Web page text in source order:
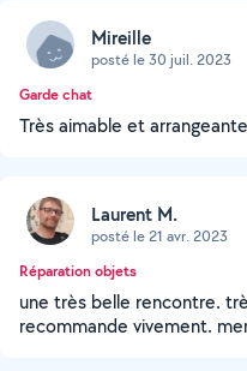
Mireille
posté le 30 juil. 2023
Garde chat
Très aimable et arrangeante
Laurent M.
posté le 21 avr. 2023
Réparation objets
une très belle rencontre.
recommande vivement.